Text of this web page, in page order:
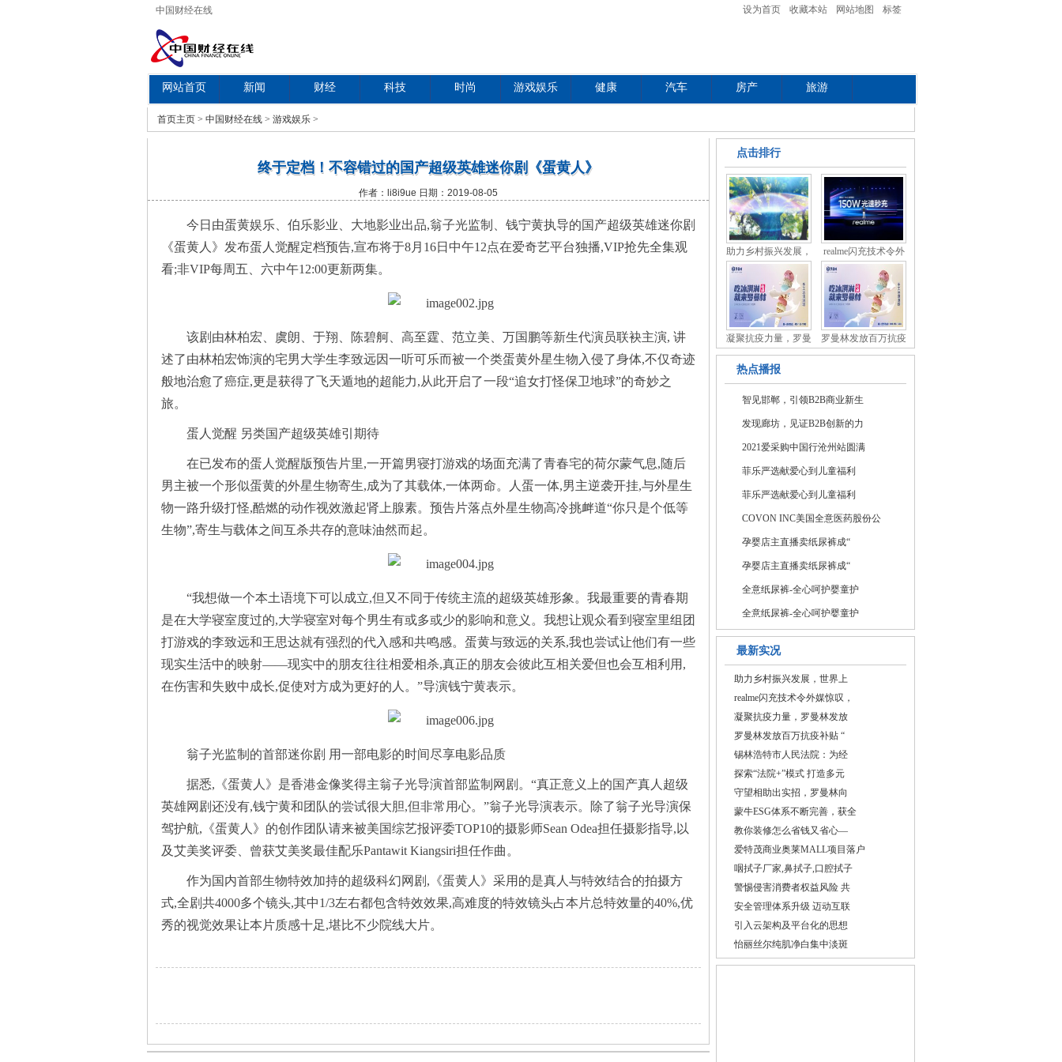
中国财经在线 设为首页 收藏本站 网站地图 标签
网站首页 新闻 财经 科技 时尚 游戏娱乐 健康 汽车 房产 旅游
教育
首页主页 > 中国财经在线 > 游戏娱乐 >
终于定档！不容错过的国产超级英雄迷你剧《蛋黄人》
作者：li8i9ue 日期：2019-08-05
今日由蛋黄娱乐、伯乐影业、大地影业出品,翁子光监制、钱宁黄执导的国产超级英雄迷你剧
《蛋黄人》发布蛋人觉醒定档预告,宣布将于8月16日中午12点在爱奇艺平台独播,VIP抢先全集观
看;非VIP每周五、六中午12:00更新两集。
该剧由林柏宏、虞朗、于翔、陈碧舸、高至霆、范立美、万国鹏等新生代演员联袂主演, 讲
述了由林柏宏饰演的宅男大学生李致远因一听可乐而被一个类蛋黄外星生物入侵了身体,不仅奇迹
般地治愈了癌症,更是获得了飞天遁地的超能力,从此开启了一段“追女打怪保卫地球”的奇妙之
旅。
蛋人觉醒 另类国产超级英雄引期待
在已发布的蛋人觉醒版预告片里,一开篇男寝打游戏的场面充满了青春宅的荷尔蒙气息,随后
男主被一个形似蛋黄的外星生物寄生,成为了其载体,一体两命。人蛋一体,男主逆袭开挂,与外星生
物一路升级打怪,酷燃的动作视效激起肾上腺素。预告片落点外星生物高冷挑衅道“你只是个低等
生物”,寄生与载体之间互杀共存的意味油然而起。
“我想做一个本土语境下可以成立,但又不同于传统主流的超级英雄形象。我最重要的青春期
是在大学寝室度过的,大学寝室对每个男生有或多或少的影响和意义。我想让观众看到寝室里组团
打游戏的李致远和王思达就有强烈的代入感和共鸣感。蛋黄与致远的关系,我也尝试让他们有一些
现实生活中的映射——现实中的朋友往往相爱相杀,真正的朋友会彼此互相关爱但也会互相利用,
在伤害和失败中成长,促使对方成为更好的人。”导演钱宁黄表示。
翁子光监制的首部迷你剧 用一部电影的时间尽享电影品质
据悉,《蛋黄人》是香港金像奖得主翁子光导演首部监制网剧。“真正意义上的国产真人超级
英雄网剧还没有,钱宁黄和团队的尝试很大胆,但非常用心。”翁子光导演表示。除了翁子光导演保
驾护航,《蛋黄人》的创作团队请来被美国综艺报评委TOP10的摄影师Sean Odea担任摄影指导,以
及艾美奖评委、曾获艾美奖最佳配乐Pantawit Kiangsiri担任作曲。
作为国内首部生物特效加持的超级科幻网剧,《蛋黄人》采用的是真人与特效结合的拍摄方
式,全剧共4000多个镜头,其中1/3左右都包含特效效果,高难度的特效镜头占本片总特效量的40%,优
秀的视觉效果让本片质感十足,堪比不少院线大片。
点击排行
助力乡村振兴发展，
realme闪充技术令外
媒
凝聚抗疫力量，罗曼 罗曼林发放百万抗疫
热点播报
智见邯郸，引领B2B商业新生
发现廊坊，见证B2B创新的力
2021爱采购中国行沧州站圆满
菲乐严选献爱心到儿童福利
菲乐严选献爱心到儿童福利
COVON INC美国全意医药股份公
孕婴店主直播卖纸尿裤成“
孕婴店主直播卖纸尿裤成“
全意纸尿裤-全心呵护婴童护
全意纸尿裤-全心呵护婴童护
最新实况
助力乡村振兴发展，世界上
realme闪充技术令外媒惊叹，
凝聚抗疫力量，罗曼林发放
罗曼林发放百万抗疫补贴 “
锡林浩特市人民法院：为经
探索“法院+”模式 打造多元
守望相助出实招，罗曼林向
蒙牛ESG体系不断完善，获全
教你装修怎么省钱又省心—
爱特茂商业奥莱MALL项目落户
咽拭子厂家,鼻拭子,口腔拭子
警惕侵害消费者权益风险 共
安全管理体系升级 迈动互联
引入云架构及平台化的思想
怡丽丝尔纯肌净白集中淡斑